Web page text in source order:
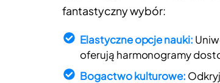
fantastyczny wybór:
Elastyczne opcje nauki:
oferują harmonogramy
Bogactwo kulturowe: